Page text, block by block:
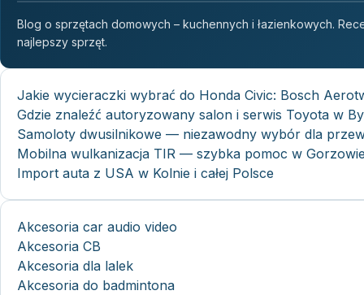
Blog o sprzętach domowych – kuchennych i łazienkowych.
najlepszy sprzęt.
Jakie wycieraczki wybrać do Honda Civic: Bosch
Gdzie znaleźć autoryzowany salon i serwis Toyota w
Samoloty dwusilnikowe — niezawodny wybór dla
Mobilna wulkanizacja TIR — szybka pomoc w
Import auta z USA w Kolnie i całej Polsce
Akcesoria car audio video
Akcesoria CB
Akcesoria dla lalek
Akcesoria do badmintona